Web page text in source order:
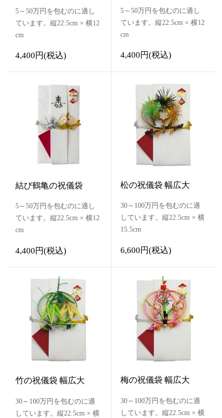
5～50万円を包むのに適し
ています。縦22.5cm × 横12
cm
4,400円(税込)
5～50万円を包むのに適し
ています。縦22.5cm × 横12
cm
4,400円(税込)
結び鶴亀の祝儀袋
5～50万円を包むのに適し
ています。縦22.5cm × 横12
cm
4,400円(税込)
松の祝儀袋 幅広大
30～100万円を包むのに適
しています。縦22.5cm × 横
15.5cm
6,600円(税込)
竹の祝儀袋 幅広大
30～100万円を包むのに適
しています。縦22.5cm × 横
梅の祝儀袋 幅広大
30～100万円を包むのに適
しています。縦22.5cm × 横